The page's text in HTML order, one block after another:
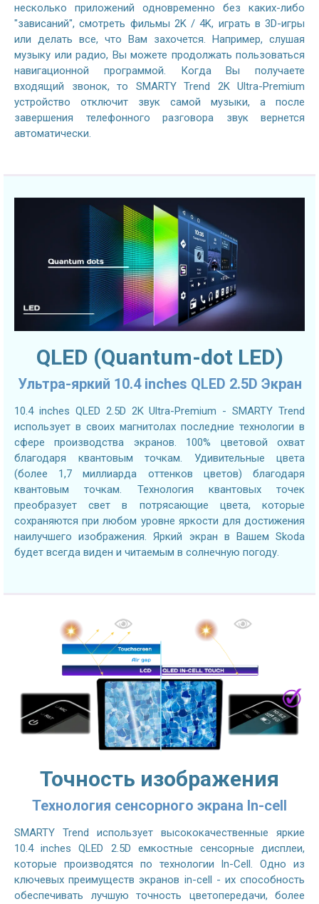
несколько приложений одновременно без каких-либо
"зависаний", смотреть фильмы 2K / 4K, играть в 3D-игры
или делать все, что Вам захочется. Например, слушая
музыку или радио, Вы можете продолжать пользоваться
навигационной программой. Когда Вы получаете
входящий звонок, то SMARTY Trend 2K Ultra-Premium
устройство отключит звук самой музыки, а после
завершения телефонного разговора звук вернется
автоматически.
QLED (Quantum-dot LED)
Ультра-яркий 10.4 inches QLED 2.5D Экран
10.4 inches QLED 2.5D 2K Ultra-Premium - SMARTY Trend
использует в своих магнитолах последние технологии в
сфере производства экранов. 100% цветовой охват
благодаря квантовым точкам. Удивительные цвета
(более 1,7 миллиарда оттенков цветов) благодаря
квантовым точкам. Технология квантовых точек
преобразует свет в потрясающие цвета, которые
сохраняются при любом уровне яркости для достижения
наилучшего изображения. Яркий экран в Вашем Skoda
будет всегда виден и читаемым в солнечную погоду.
Точность изображения
Технология сенсорного экрана In-cell
SMARTY Trend использует высококачественные яркие
10.4 inches QLED 2.5D емкостные сенсорные дисплеи,
которые производятся по технологии In-Cell. Одно из
ключевых преимуществ экранов in-cell - их способность
обеспечивать лучшую точность цветопередачи, более